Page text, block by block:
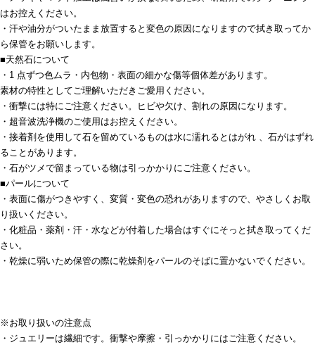
はお控えください。
・汗や油分がついたまま放置すると変色の原因になりますので拭き取ってか
ら保管をお願いします。
■天然石について
・1 点ずつ色ムラ・内包物・表面の細かな傷等個体差があります。
素材の特性としてご理解いただきご愛用ください。
・衝撃には特にご注意ください。ヒビや欠け、割れの原因になります。
・超音波洗浄機のご使用はお控えください。
・接着剤を使用して石を留めているものは水に濡れるとはがれ 、石がはずれ
ることがあります。
・石がツメで留まっている物は引っかかりにご注意ください。
■パールについて
・表面に傷がつきやすく、変質・変色の恐れがありますので、やさしくお取
り扱いください。
・化粧品・薬剤・汗・水などが付着した場合はすぐにそっと拭き取ってくだ
さい。
・乾燥に弱いため保管の際に乾燥剤をパールのそばに置かないでください。
※お取り扱いの注意点
・ジュエリーは繊細です。衝撃や摩擦・引っかかりにはご注意ください。